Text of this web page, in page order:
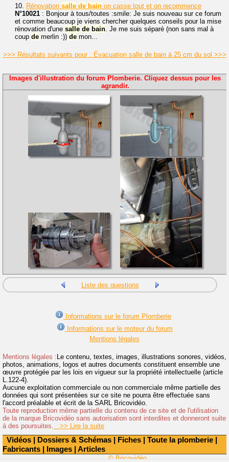
Vidéos | Dossiers & Schémas | Fiches | Toute la plomberie |
Fabricants | Images | Articles
10. Rénovation salle de bain on casse tout et on recommence
N°10021 : Bonjour à tous/toutes :smile: Je suis nouveau sur ce forum
et comme beaucoup je viens chercher quelques conseils pour la mise
rénovation d'une salle de bain. Je me suis séparé (non sans mal à
coup de merlin :)) de mon...
>>> Résultats suivants pour : Évacuation salle de bain à 25 cm du sol >>>
Images d'illustration du forum Plomberie. Cliquez dessus pour les
agrandir.
Liste des questions
Informations sur le forum Plomberie
Informations sur le moteur du forum
Mentions légales
Mentions légales : Le contenu, textes, images, illustrations sonores, vidéos,
photos, animations, logos et autres documents constituent ensemble une
œuvre protégée par les lois en vigueur sur la propriété intellectuelle (article
L.122-4).
Aucune exploitation commerciale ou non commerciale même partielle des
données qui sont présentées sur ce site ne pourra être effectuée sans
l'accord préalable et écrit de la SARL Bricovidéo.
Toute reproduction même partielle du contenu de ce site et de l'utilisation
de la marque Bricovidéo sans autorisation sont interdites et donneront suite
à des poursuites.
>> Lire la suite
© Bricovidéo